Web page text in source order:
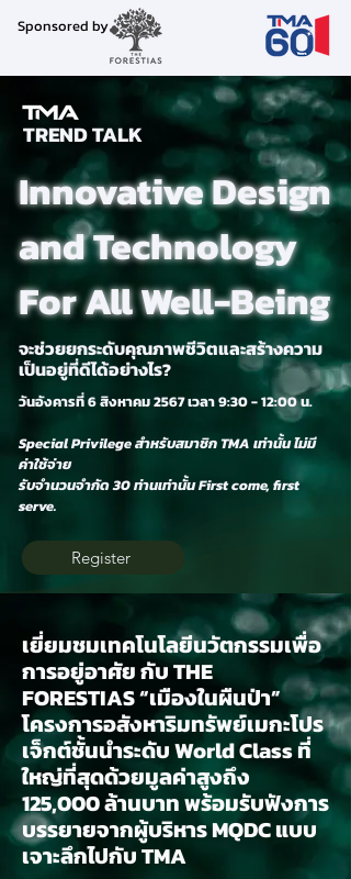
Sponsored by
TREND TALK
Innovative Design
and Technology
For All Well-Being
จะช่วยยกระดับคุณภาพชีวิตและสร้างความ
เป็นอยู่ที่ดีได้อย่างไร?
วันอังคารที่ 6 สิงหาคม 2567 เวลา 9:30 - 12:00 น.
Special Privilege สำหรับสมาชิก TMA เท่านั้น ไม่มี
ค่าใช้จ่าย
รับจำนวนจำกัด 30 ท่านเท่านั้น First come, first
serve.
Register
เยี่ยมชมเทคโนโลยีนวัตกรรมเพื่อ
การอยู่อาศัย กับ THE
FORESTIAS “เมืองในผืนป่า”
โครงการอสังหาริมทรัพย์เมกะโปร
เจ็กต์ชั้นนำระดับ World Class ที่
ใหญ่ที่สุดด้วยมูลค่าสูงถึง
125,000 ล้านบาท พร้อมรับฟังการ
บรรยายจากผู้บริหาร MQDC แบบ
เจาะลึกไปกับ TMA